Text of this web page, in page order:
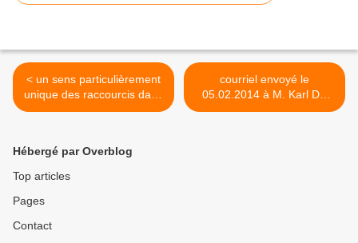
< un sens particulièrement
unique des raccourcis dans
la Cité des Tchats!
courriel envoyé le
05.02.2014 à M. Karl DE
VOS, Bourgmestre, au sujet
Hébergé par Overblog
Top articles
Pages
Contact